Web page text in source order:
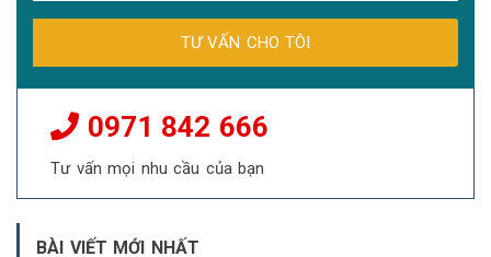
0971 842 666
Tư vấn mọi nhu cầu của bạn
BÀI VIẾT MỚI NHẤT